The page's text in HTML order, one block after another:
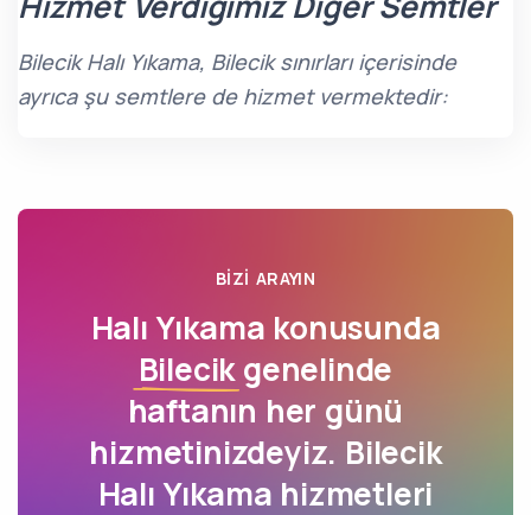
Bilecik Halı Yıkama, Bilecik sınırları içerisinde
ayrıca şu semtlere de hizmet vermektedir:
BIZI ARAYIN
Halı Yıkama konusunda
Bilecikgenelinde
haftanın her günü
hizmetinizdeyiz. Bilecik
Halı Yıkama hizmetleri